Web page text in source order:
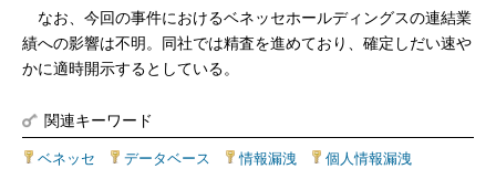
なお、今回の事件におけるベネッセホールディングスの連結業
績への影響は不明。同社では精査を進めており、確定しだい速や
かに適時開示するとしている。
関連キーワード
ベネッセ データベース 情報漏洩 個人情報漏洩